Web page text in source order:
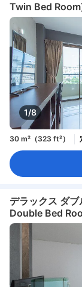
Twin Bed
1/8
30 m²（323 ft²）
デラックス ダ
Double Bed